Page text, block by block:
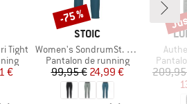
Tight
€
MARQUE
STOIC
Article
Women's SondrumSt. Light Pants
Product group
Pantalon de running
Prix
99,95 €Prix réduit
24,99 €
Remise
-75 %